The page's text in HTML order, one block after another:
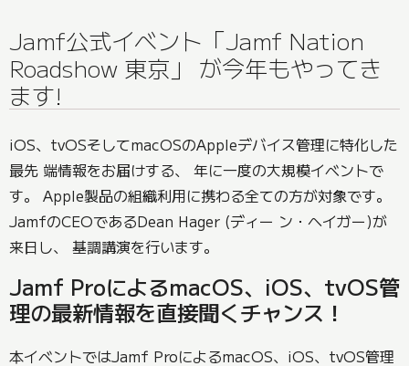
Jamf公式イベント「Jamf Nation
Roadshow 東京」 が今年もやってき
ます!
iOS、tvOSそしてmacOSのAppleデバイス管理に特化した
最先 端情報をお届けする、 年に一度の大規模イベントで
す。 Apple製品の組織利用に携わる全ての方が対象です。
JamfのCEOであるDean Hager (ディー ン・ヘイガー)が
来日し、 基調講演を行います。
Jamf ProによるmacOS、iOS、tvOS管
理の最新情報を直接聞くチャンス！
本イベントではJamf ProによるmacOS、iOS、tvOS管理